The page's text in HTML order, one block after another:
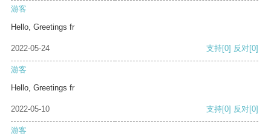
游客
Hello, Greetings fr
2022-05-24 支持[0] 反对[0]
游客
Hello, Greetings fr
2022-05-10 支持[0] 反对[0]
游客